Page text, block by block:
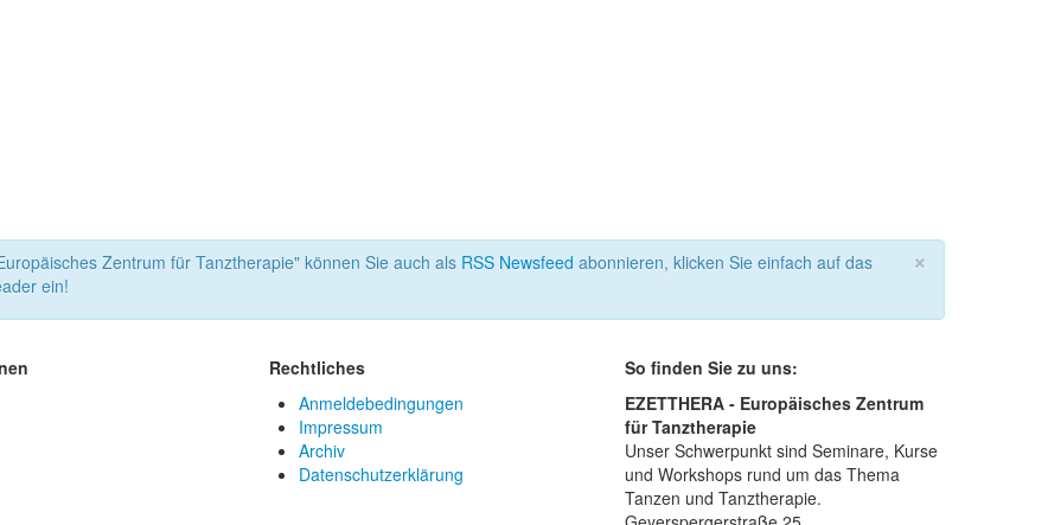
×
Zentrum für Tanztherapie" können Sie auch als RSS Newsfeed abonnieren, klicken Sie einfach auf das
ein!
Rechtliches
Anmeldebedingungen
Impressum
Archiv
Datenschutzerklärung
So finden Sie zu uns:
EZETTHERA - Europäisches Zentrum
für Tanztherapie
Unser Schwerpunkt sind Seminare, Kurse
und Workshops rund um das Thema
Tanzen und Tanztherapie.